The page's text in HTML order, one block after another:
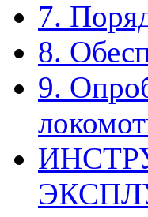
7.
8.
9.